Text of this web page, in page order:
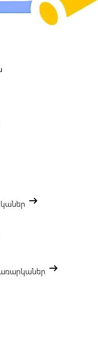
arrow_right_alt
arrow_right_alt